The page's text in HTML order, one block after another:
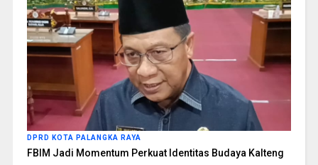
DPRD KOTA PALANGKA RAYA
FBIM Jadi Momentum Perkuat Identitas Budaya Kalteng